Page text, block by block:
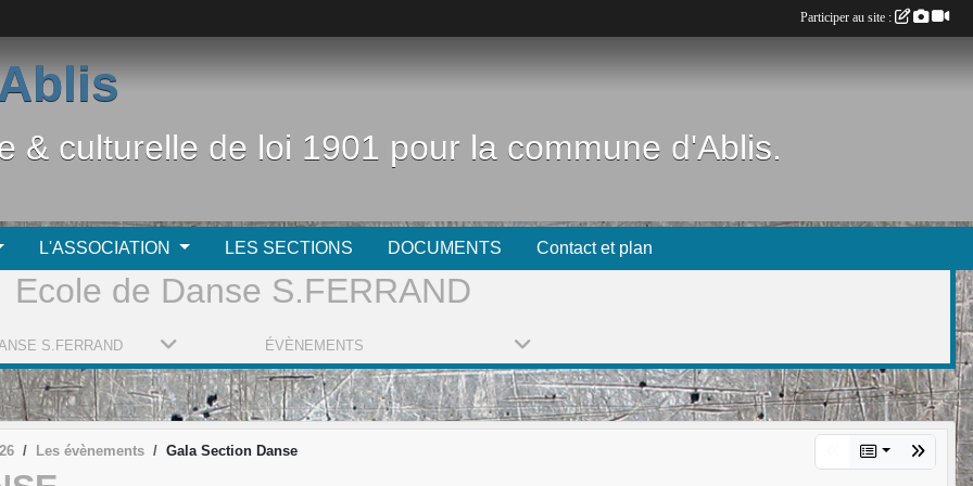
& culturelle de loi 1901 pour la commune d'Ablis.
L'ASSOCIATION LES SECTIONS DOCUMENTS Contact et plan
Ecole de Danse S.FERRAND
S.FERRAND ÉVÈNEMENTS
Les évènements Gala Section Danse
Participer au site :